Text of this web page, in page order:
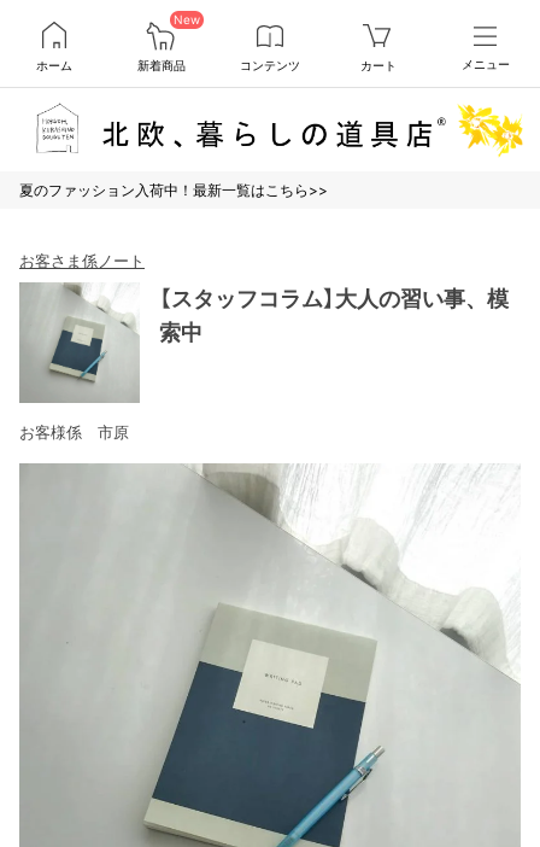
ホーム
New
新着商品 コンテンツ カート メニュー
夏のファッション入荷中！最新一覧はこちら>>
お客さま係ノート
【スタッフコラム】大人の習い事、模
索中
お客様係 市原